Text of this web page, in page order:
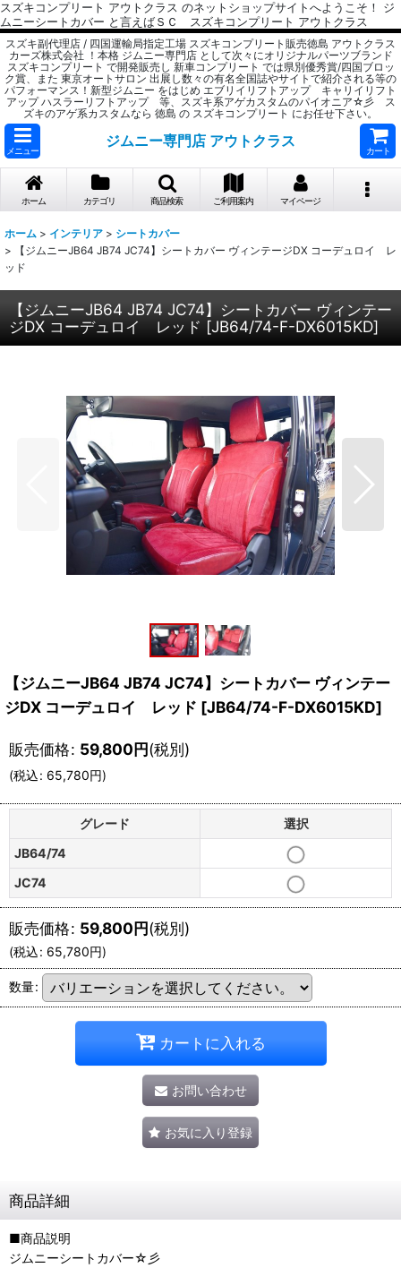
スズキコンプリート アウトクラス のネットショップサイトへようこそ！ ジ
ムニーシートカバー と言えばＳＣ スズキコンプリート アウトクラス
スズキ副代理店 / 四国運輸局指定工場 スズキコンプリート販売徳島 アウトクラス
カーズ株式会社 ！本格 ジムニー専門店 として次々にオリジナルパーツブランド
スズキコンプリート で開発販売し 新車コンプリート では県別優秀賞/四国ブロッ
ク賞、また 東京オートサロン 出展し数々の有名全国誌やサイトで紹介される等の
パフォーマンス！新型ジムニー をはじめ エブリイリフトアップ キャリイリフト
アップ ハスラーリフトアップ 等、スズキ系アゲカスタムのパイオニア☆彡 ス
ズキのアゲ系カスタムなら 徳島 の スズキコンプリート にお任せ下さい。
メニュー
ジムニー専門店 アウトクラス
カート
ホーム カテゴリ 商品検索 ご利用案内 マイページ
ホーム > インテリア > シートカバー
>
【ジムニーJB64 JB74 JC74】シートカバー ヴィンテージDX コーデュロイ レ
ッド
【ジムニーJB64 JB74 JC74】シートカバー ヴィンテー
ジDX コーデュロイ レッド [JB64/74-F-DX6015KD]
【ジムニーJB64 JB74 JC74】シートカバー ヴィンテー
ジDX コーデュロイ レッド [JB64/74-F-DX6015KD]
販売価格: 59,800円(税別)
(税込: 65,780円)
グレード
選択
JB64/74
JC74
販売価格: 59,800円(税別)
(税込: 65,780円)
数量:
カートに入れる
お問い合わせ
お気に入り登録
商品詳細
■商品説明
ジムニーシートカバー☆彡